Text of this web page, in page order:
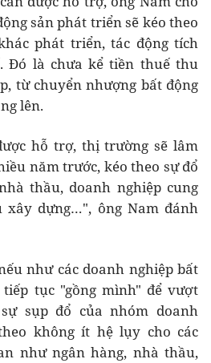
sản phát triển sẽ kéo theo
phát triển, tác động tích
Đó là chưa kể tiền thuế thu
từ chuyển nhượng bất động
lên.
hỗ trợ, thị trường sẽ lâm
năm trước, kéo theo sự đổ
thầu, doanh nghiệp cung
xây dựng…", ông Nam đánh
như các doanh nghiệp bất
tục "gồng mình" để vượt
sụp đổ của nhóm doanh
không ít hệ lụy cho các
như ngân hàng, nhà thầu,